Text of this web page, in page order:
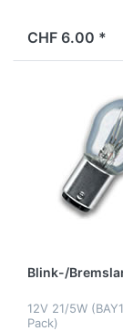
CHF 6.00 *
Blink-/
12V 21/5W
Pack)